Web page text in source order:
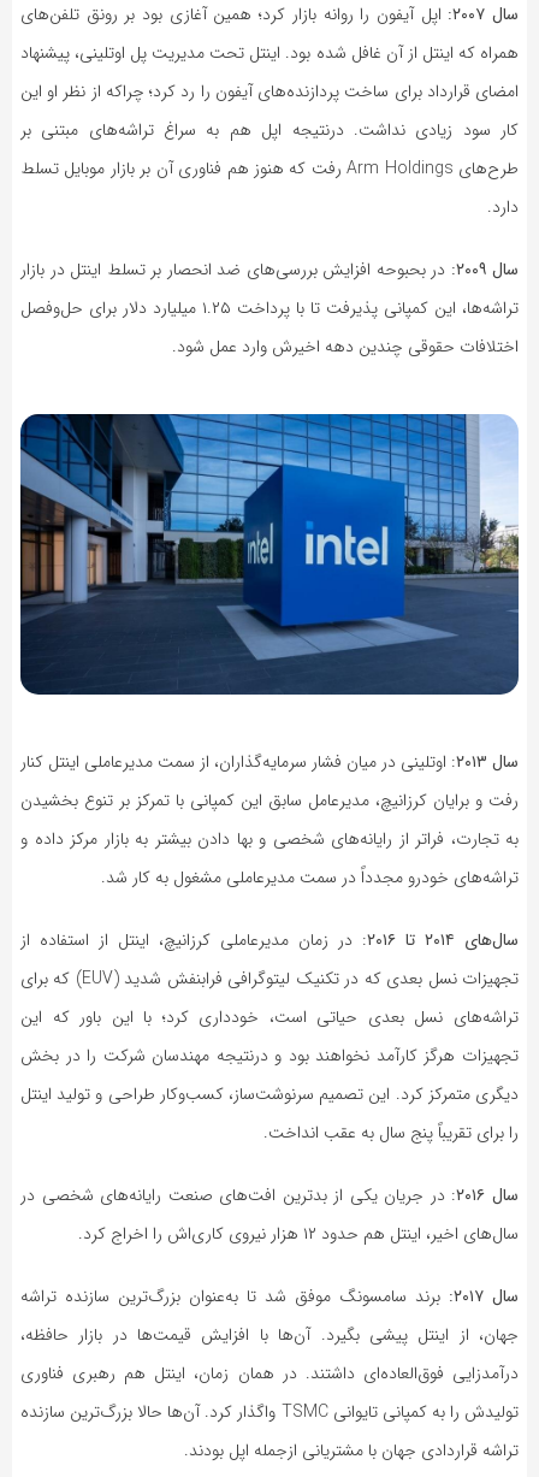
سال ۲۰۰۷:
اپل آیفون را روانه بازار کرد؛ همین آغازی بود بر رونق تلفن‌های
همراه که اینتل از آن غافل شده بود. اینتل تحت مدیریت پل اوتلینی، پیشنهاد
امضای قرارداد برای ساخت پردازنده‌های آیفون را رد کرد؛ چراکه از نظر او این
کار سود زیادی نداشت. درنتیجه اپل هم به سراغ تراشه‌های مبتنی بر
طرح‌های Arm Holdings رفت که هنوز هم فناوری آن بر بازار موبایل تسلط
دارد.
سال ۲۰۰۹:
در بحبوحه افزایش بررسی‌های ضد انحصار بر تسلط اینتل در بازار
تراشه‌ها، این کمپانی پذیرفت تا با پرداخت ۱.۲۵ میلیارد دلار برای حل‌وفصل
اختلافات حقوقی چندین دهه اخیرش وارد عمل شود.
سال ۲۰۱۳
: اوتلینی در میان فشار سرمایه‌گذاران، از سمت مدیرعاملی اینتل کنار
رفت و برایان کرزانیچ، مدیرعامل سابق این کمپانی با تمرکز بر تنوع بخشیدن
به تجارت، فراتر از رایانه‌های شخصی و بها دادن بیشتر به بازار مرکز داده و
تراشه‌های خودرو مجدداً در سمت مدیرعاملی مشغول به کار شد.
سال‌های ۲۰۱۴ تا ۲۰۱۶
: در زمان مدیرعاملی کرزانیچ، اینتل از استفاده از
تجهیزات نسل بعدی که در تکنیک لیتوگرافی فرابنفش شدید (EUV) که برای
تراشه‌های نسل بعدی حیاتی است، خودداری کرد؛ با این باور که این
تجهیزات هرگز کارآمد نخواهند بود و درنتیجه مهندسان شرکت را در بخش
دیگری متمرکز کرد. این تصمیم سرنوشت‌ساز، کسب‌وکار طراحی و تولید اینتل
را برای تقریباً پنج سال به عقب انداخت.
سال ۲۰۱۶
: در جریان یکی از بدترین افت‌های صنعت رایانه‌های شخصی در
سال‌های اخیر، اینتل هم حدود ۱۲ هزار نیروی کاری‌اش را اخراج کرد.
سال ۲۰۱۷:
برند سامسونگ موفق شد تا به‌عنوان بزرگ‌ترین سازنده تراشه
جهان، از اینتل پیشی بگیرد. آن‌ها با افزایش قیمت‌ها در بازار حافظه،
درآمدزایی فوق‌العاده‌ای داشتند. در همان زمان، اینتل هم رهبری فناوری
تولیدش را به کمپانی تایوانی TSMC واگذار کرد. آن‌ها حالا بزرگ‌ترین سازنده
تراشه قراردادی جهان با مشتریانی ازجمله اپل بودند.